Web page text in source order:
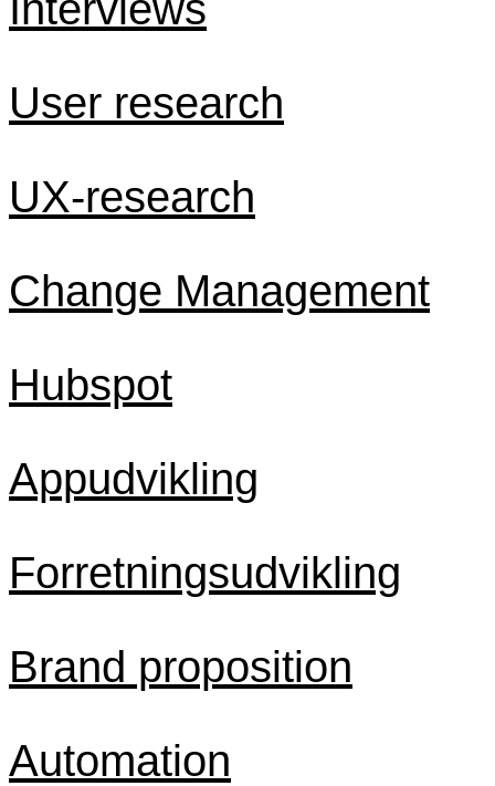
User research
UX-research
Change Management
Hubspot
Appudvikling
Forretningsudvikling
Brand proposition
Automation